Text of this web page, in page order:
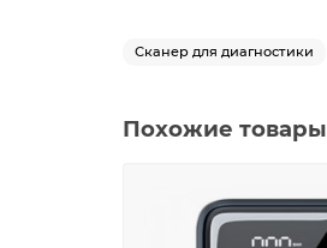
Сканер для диагностики
Похожие товары